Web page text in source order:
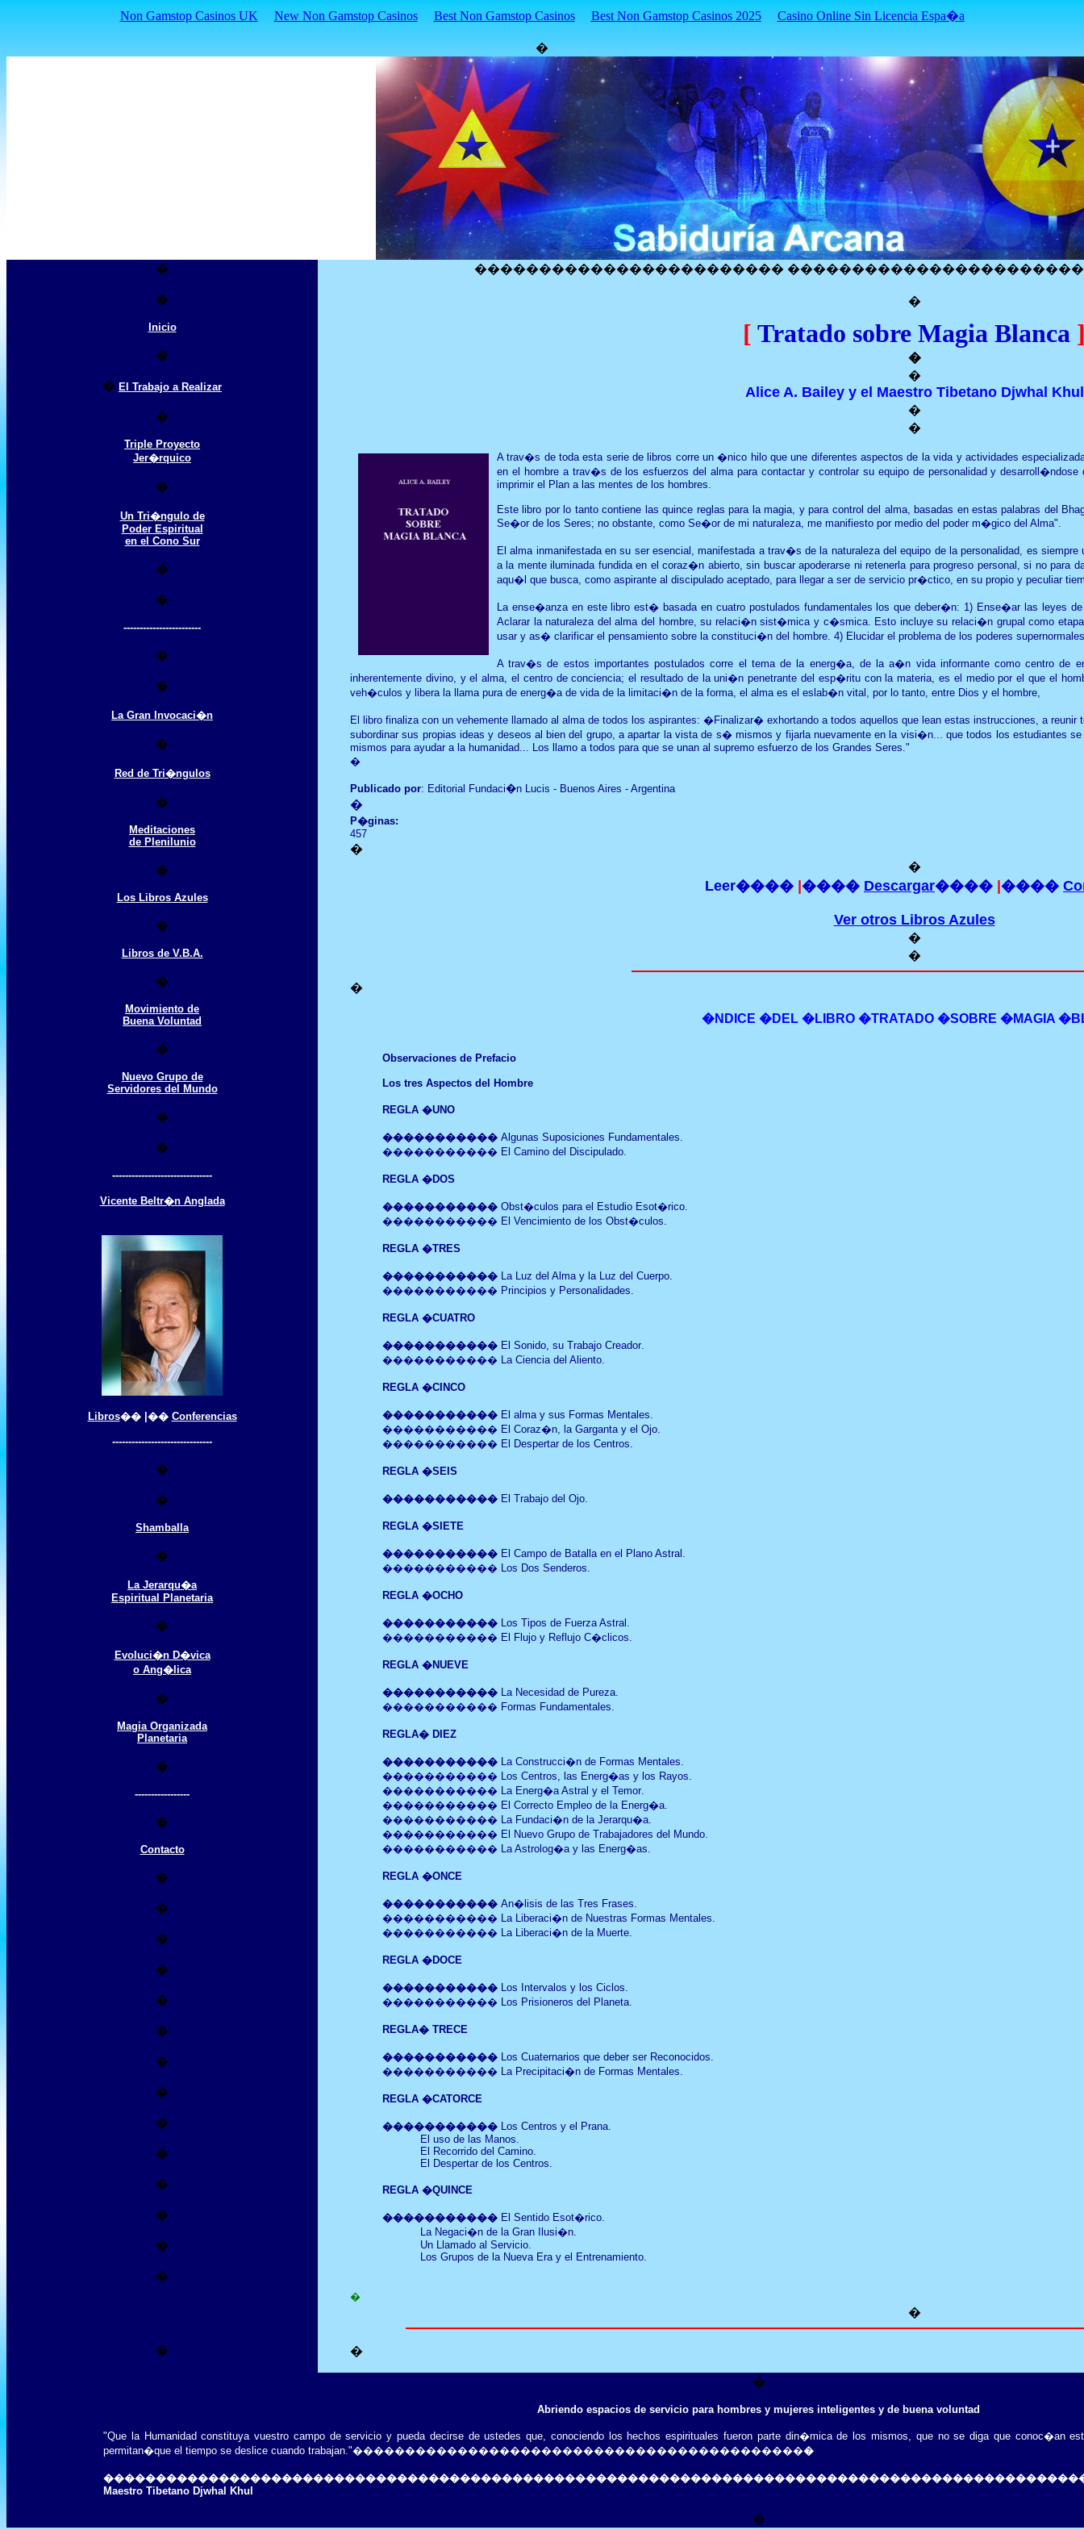
Non Gamstop Casinos UK New Non Gamstop Casinos Best Non Gamstop Casinos Best Non Gamstop Casinos 2025 Casino Online Sin Licencia Espa�a
�
�
�
Inicio
�
� El Trabajo a Realizar
�
Triple Proyecto
Jer�rquico
�
Un Tri�ngulo de
Poder Espiritual
en el Cono Sur
�
�
------------------------
�
�
La Gran Invocaci�n
�
Red de Tri�ngulos
�
Meditaciones
de Plenilunio
�
Los Libros Azules
�
Libros de V.B.A.
�
Movimiento de
Buena Voluntad
�
Nuevo Grupo de
Servidores del Mundo
�
�
-------------------------------
Vicente Beltr�n Anglada
Libros�� |�� Conferencias
-------------------------------
�
�
Shamballa
�
La Jerarqu�a
Espiritual Planetaria
�
Evoluci�n D�vica
o Ang�lica
�
Magia Organizada
Planetaria
�
-----------------
�
Contacto
�
�
�
�
�
�
�
�
�
�
�
�
�
�
�
������������������������
�
[ Tratado sobre Magia Blanca
�
�
Alice A. Bailey y el Maestro Tibetano Djwhal Khul
�
�
A trav�s de toda esta serie de libros corre un �nico hilo que une diferentes aspectos de la vida y actividades
en el hombre a trav�s de los esfuerzos del alma para contactar y controlar su equipo de personalidad y
imprimir el Plan a las mentes de los hombres.
Este libro por lo tanto contiene las quince reglas para la magia, y para control del alma, basadas en estas palabras del
Se�or de los Seres; no obstante, como Se�or de mi naturaleza, me manifiesto por medio del poder m�gico del Alma".
El alma inmanifestada en su ser esencial, manifestada a trav�s de la naturaleza del equipo de la personalidad, es
a la mente iluminada fundida en el coraz�n abierto, sin buscar apoderarse ni retenerla para progreso personal, si no
aqu�l que busca, como aspirante al discipulado aceptado, para llegar a ser de servicio pr�ctico, en su propio y peculiar
La ense�anza en este libro est� basada en cuatro postulados fundamentales los que deber�n: 1) Ense�ar las leyes
Aclarar la naturaleza del alma del hombre, su relaci�n sist�mica y c�smica. Esto incluye su relaci�n grupal como
usar y as� clarificar el pensamiento sobre la constituci�n del hombre. 4) Elucidar el problema de los poderes
A trav�s de estos importantes postulados corre el tema de la energ�a, de la a�n vida informante como centro de
inherentemente divino, y el alma, el centro de conciencia; el resultado de la uni�n penetrante del esp�ritu con la materia, es el medio por el que el
veh�culos y libera la llama pura de energ�a de vida de la limitaci�n de la forma, el alma es el eslab�n vital, por lo tanto, entre Dios y el hombre,
El libro finaliza con un vehemente llamado al alma de todos los aspirantes: �Finalizar� exhortando a todos aquellos que lean estas instrucciones, a
subordinar sus propias ideas y deseos al bien del grupo, a apartar la vista de s� mismos y fijarla nuevamente en la visi�n... que todos los estudiantes
mismos para ayudar a la humanidad... Los llamo a todos para que se unan al supremo esfuerzo de los Grandes Seres."
�
Publicado por: Editorial Fundaci�n Lucis - Buenos Aires - Argentina
�
P�ginas:
457
�
�
Leer���� ���� Descargar���� ����
Ver otros Libros Azules
�
�
�
�NDICE �DE L �LIBRO �TRATADO �SOBRE �MAGIA
Observaciones de Prefacio
Los tres Aspectos del Hombre
REGLA �UNO
����������� Algunas Suposiciones Fundamentales.
����������� El Camino del Discipulado.
REGLA �DOS
����������� Obst�culos para el Estudio Esot�rico.
����������� El Vencimiento de los Obst�culos.
REGLA �TRES
����������� La Luz del Alma y la Luz del Cuerpo.
����������� Principios y Personalidades.
REGLA �CUATRO
����������� El Sonido, su Trabajo Creador.
����������� La Ciencia del Aliento.
REGLA �CINCO
����������� El alma y sus Formas Mentales.
����������� El Coraz�n, la Garganta y el Ojo.
����������� El Despertar de los Centros.
REGLA �SEIS
����������� El Trabajo del Ojo.
REGLA �SIETE
����������� El Campo de Batalla en el Plano Astral .
����������� Los Dos Senderos.
REGLA �OCHO
����������� Los Tipos de Fuerza Astral.
����������� El Flujo y Reflujo C�clicos.
REGLA �NUEVE
����������� La Necesidad de Pureza.
����������� Formas Fundamentales.
REGLA� DIEZ
����������� La Construcci�n de Formas Mentales.
����������� Los Centros, las Energ�as y los Rayos.
����������� La Energ�a Astral y el Temor.
����������� El Correcto Empleo de la Energ�a.
����������� La Fundaci�n de la Jerarqu�a.
����������� El Nuevo Grupo de Trabajadores del Mundo.
����������� La Astrolog�a y las Energ�as.
REGLA �ONCE
����������� An�lisis de las Tres Frases.
����������� La Liberaci�n de Nuestras Formas Mentales.
����������� La Liberaci�n de la Muerte.
REGLA �DOCE
����������� Los Intervalos y los Ciclos.
����������� Los Prisioneros del Planeta.
REGLA� TRECE
����������� Los Cuaternarios que deber ser Reconocidos.
����������� La Precipitaci�n de Formas Mentales.
REGLA �CATORCE
����������� Los Centros y el Prana.
El uso de las Manos.
El Recorrido del Camino.
El Despertar de los Centros.
REGLA �QUINCE
����������� El Sentido Esot�rico.
La Negaci�n de la Gran Ilusi�n.
Un Llamado al Servicio.
Los Grupos de la Nueva Era y el Entrenamiento.
�
�
�
�
Abriendo espacios de servicio para hombres y mujeres inteligentes y de buena voluntad
"Que la Humanidad constituya vuestro campo de servicio y pueda decirse de ustedes que, conociendo los hechos espirituales fueron parte din�mica de los mismos, que no se diga que conoc�an
permitan�que el tiempo se deslice cuando trabajan."��������������������������������������������
Maestro Tibetano Djwhal Khul
�